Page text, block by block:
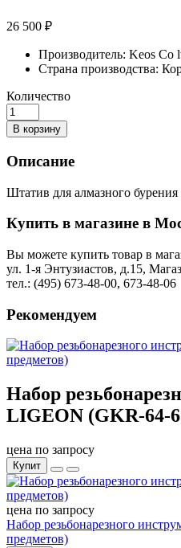
26 500 ₽
Производитель: Keos Co
Страна производства:
Количество
В корзину
Описание
Штатив для алмазного
Купить в магазине в
Вы можете купить товар в
ул. 1-я Энтузиастов, д.15,
тел.: (495) 673-48-00, 673-48-06
Рекомендуем
Набор
LIGEON (GKR-64-
цена по запросу
Купит
цена по запросу
Набор резьбонарезного
предметов)